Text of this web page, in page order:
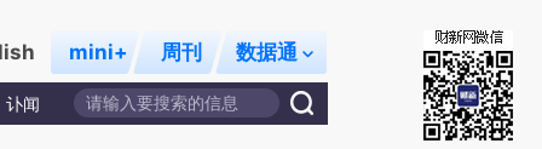
mini+ 周刊 数据通
讣闻